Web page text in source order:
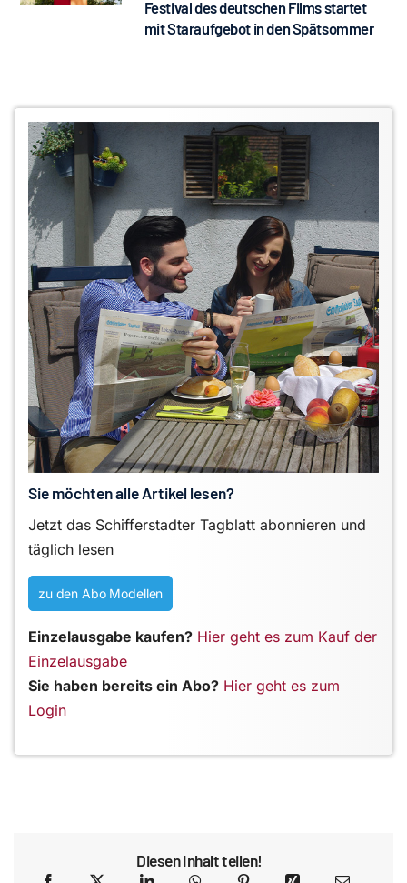
Festival des deutschen Films startet
mit Staraufgebot in den Spätsommer
Sie möchten alle Artikel lesen?
Jetzt das Schifferstadter Tagblatt abonnieren und
täglich lesen
zu den Abo Modellen
Einzelausgabe kaufen? Hier geht es zum Kauf der
Einzelausgabe
Sie haben bereits ein Abo? Hier geht es zum
Login
Diesen Inhalt teilen!